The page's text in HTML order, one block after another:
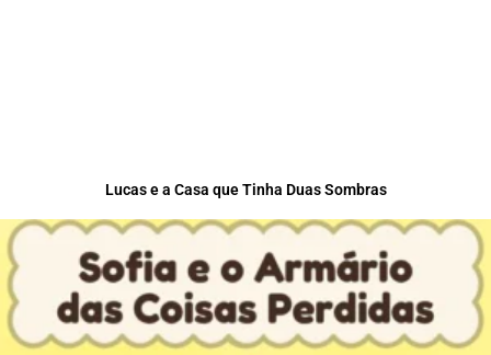
Lucas e a Casa que Tinha Duas Sombras